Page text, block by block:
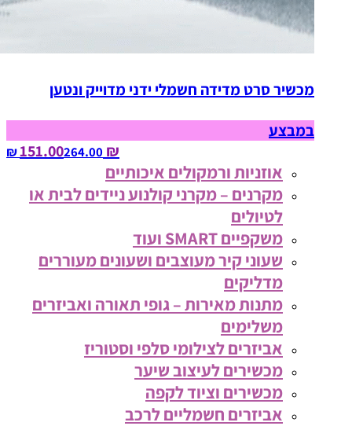
מכשיר סרט מדידה חשמלי ידני מדוייק ונטען
במבצע
₪ 151.00
264.00‏ ₪
אוזניות ורמקולים איכותיים
מקרנים – מקרני קולנוע ניידים לבית או
לטיולים
משקפיים SMART ועוד
שעוני קיר מעוצבים ושעונים מעוררים
מדליקים
מתנות מאירות – גופי תאורה ואביזרים
משלימים
אביזרים לצילומי סלפי וסטוריז
מכשירים לעיצוב שיער
מכשירים וציוד לקפה
אביזרים חשמליים לרכב